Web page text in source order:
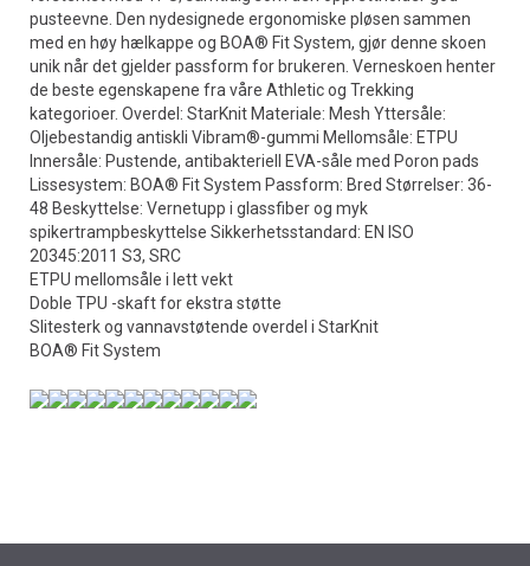
pusteevne. Den nydesignede ergonomiske pløsen sammen
med en høy hælkappe og BOA® Fit System, gjør denne skoen
unik når det gjelder passform for brukeren. Verneskoen henter
de beste egenskapene fra våre Athletic og Trekking
kategorioer. Overdel: StarKnit Materiale: Mesh Yttersåle:
Oljebestandig antiskli Vibram®-gummi Mellomsåle: ETPU
Innersåle: Pustende, antibakteriell EVA-såle med Poron pads
Lissesystem: BOA® Fit System Passform: Bred Størrelser: 36-
48 Beskyttelse: Vernetupp i glassfiber og myk
spikertrampbeskyttelse Sikkerhetsstandard: EN ISO
20345:2011 S3, SRC
ETPU mellomsåle i lett vekt
Doble TPU -skaft for ekstra støtte
Slitesterk og vannavstøtende overdel i StarKnit
BOA® Fit System